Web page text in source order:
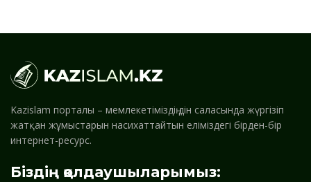
Kazislam порталы – мемлекетіміздің дін саласында жүргізіп
жатқан жұмыстарын насихаттайтын еліміздегі бірден-бір
интернет-ресурс.
Біздің қолдаушыларымыз: